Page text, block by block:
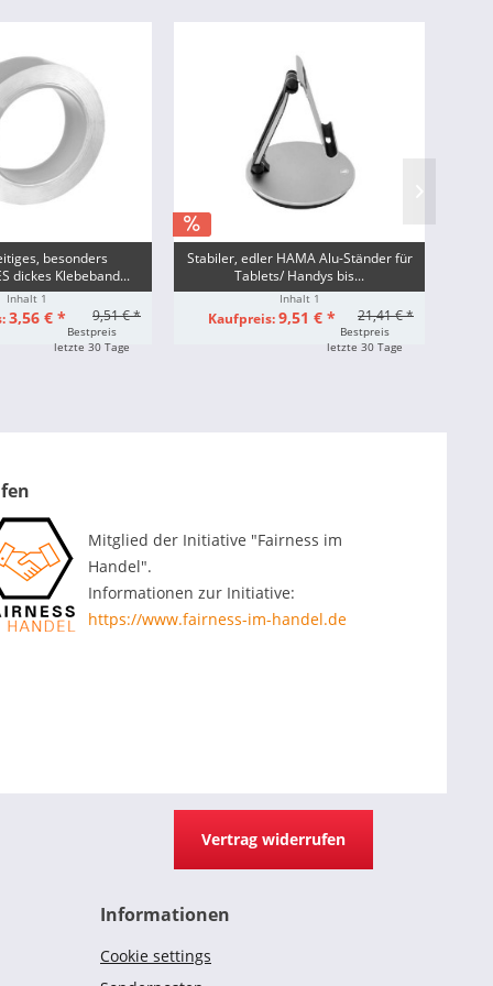
besonders
dickes Klebeband...
Inhalt 1
3,56 € * 9,51 € *
Bestpreis
letzte 30 Tage
Stabiler, edler HAMA Alu-Ständer für
Tablets/ Handys bis...
Inhalt 1
Kaufpreis:9,51 € * 21,41 € *
Bestpreis
letzte 30 Tage
Mitglied der Initiative "Fairness im
Handel".
Informationen zur Initiative:
https://www.fairness-im-handel.de
Vertrag widerrufen
Informationen
Cookie settings